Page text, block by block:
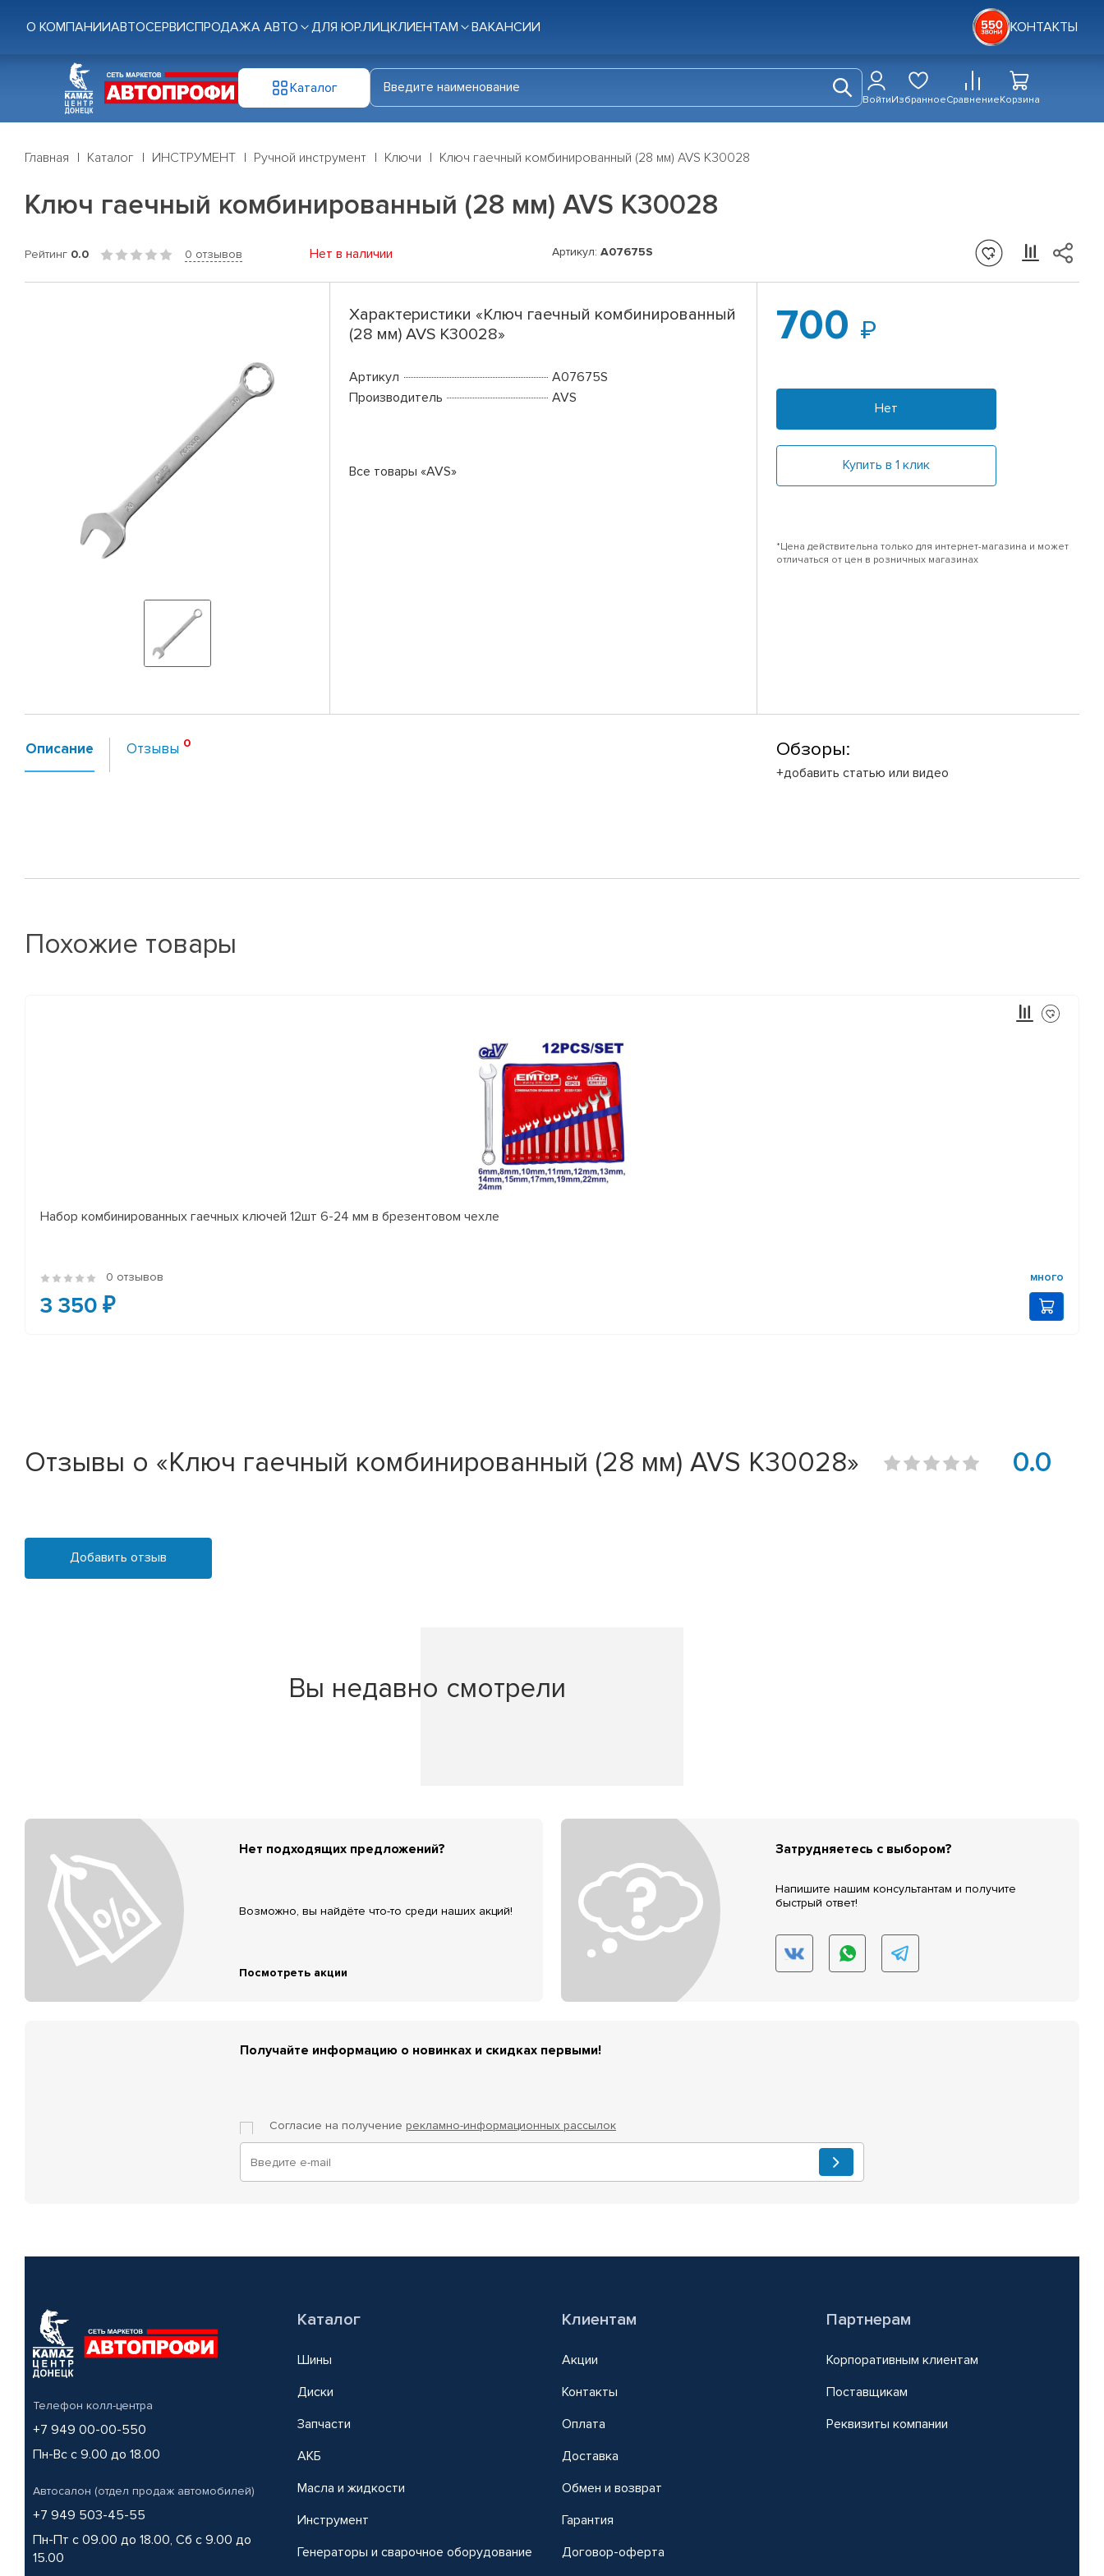
О КОМПАНИИАВТОСЕРВИСПРОДАЖА АВТО ДЛЯ ЮР.ЛИЦКЛИЕНТАМ ВАКАНСИИ КОНТАКТЫ
Каталог
ВойтиИзбранноеСравнениеКорзина
Главная Каталог ИНСТРУМЕНТ Ручной инструмент Ключи Ключ гаечный комбинированный (28 мм) AVS K30028
Ключ гаечный комбинированный (28 мм) AVS K30028
Рейтинг 0.0 0 отзывов Нет в наличии Артикул: A07675S
Характеристики «Ключ гаечный комбинированный
(28 мм) AVS K30028»
Артикул
A07675S
Производитель
AVS
Все товары «AVS»
700
Нет
Купить в 1 клик
*Цена действительна только для интернет-магазина и может
отличаться от цен в розничных магазинах
Описание Отзывы Обзоры:
+добавить статью или видео
Похожие товары
Набор комбинированных гаечных ключей 12шт 6-24 мм в брезентовом чехле
0 отзывов много
3 350 ₽
Отзывы о «Ключ гаечный комбинированный (28 мм) AVS K30028» 0.0
Добавить отзыв
Вы недавно смотрели
Нет подходящих предложений?
Возможно, вы найдёте что-то среди наших акций!
Посмотреть акции
Затрудняетесь с выбором?
Напишите нашим консультантам и получите
быстрый ответ!
Получайте информацию о новинках и скидках первыми!
Согласие на получение рекламно-информационных рассылок
Телефон колл-центра
+7 949 00-00-550
Пн-Вс с 9.00 до 18.00
Автосалон (отдел продаж автомобилей)
+7 949 503-45-55
Пн-Пт с 09.00 до 18.00, Сб с 9.00 до
15.00
Каталог
Шины
Диски
Запчасти
АКБ
Масла и жидкости
Инструмент
Генераторы и сварочное оборудование
Клиентам
Акции
Контакты
Оплата
Доставка
Обмен и возврат
Гарантия
Договор-оферта
Партнерам
Корпоративным клиентам
Поставщикам
Реквизиты компании